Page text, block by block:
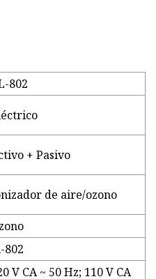
802
+ Pasivo
de aire/ozono
802
V CA ~ 50 Hz; 110 V CA